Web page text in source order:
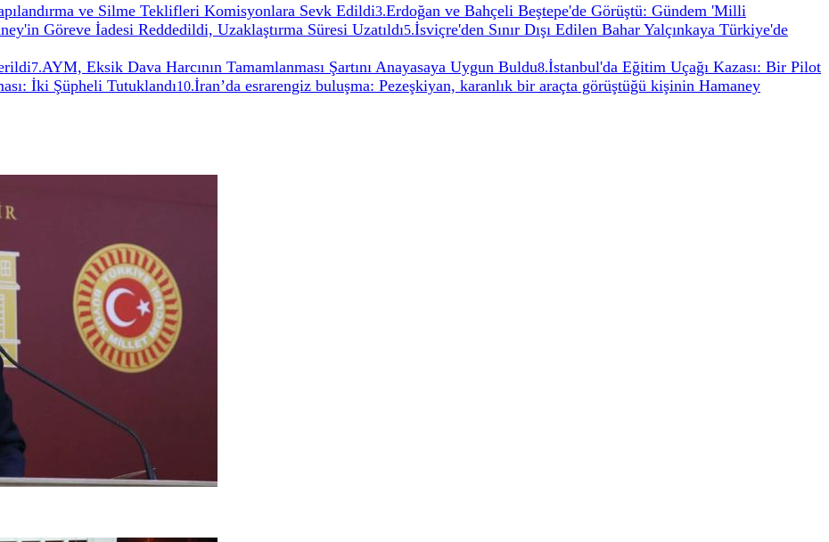
ve Silme Teklifleri Komisyonlara Sevk Edildi3.Erdoğan ve Bahçeli Beştepe'de Görüştü: Gündem 'Milli
Göreve İadesi Reddedildi, Uzaklaştırma Süresi Uzatıldı5.İsviçre'den Sınır Dışı Edilen Bahar Yalçınkaya Türkiye'de
7.AYM, Eksik Dava Harcının Tamamlanması Şartını Anayasaya Uygun Buldu8.İstanbul'da Eğitim Uçağı Kazası: Bir Pilot
İki Şüpheli Tutuklandı10.İran’da esrarengiz buluşma: Pezeşkiyan, karanlık bir araçta görüştüğü kişinin Hamaney